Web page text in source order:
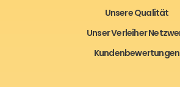
Unsere Qualität
Unser Verleiher
Kundenbewertungen